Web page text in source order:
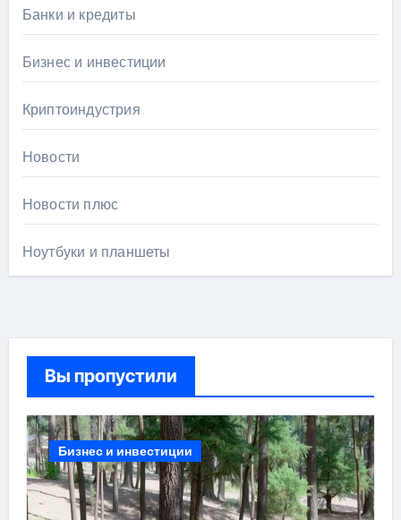
Банки и кредиты
Бизнес и инвестиции
Криптоиндустрия
Новости
Новости плюс
Ноутбуки и планшеты
Вы пропустили
Бизнес и инвестиции